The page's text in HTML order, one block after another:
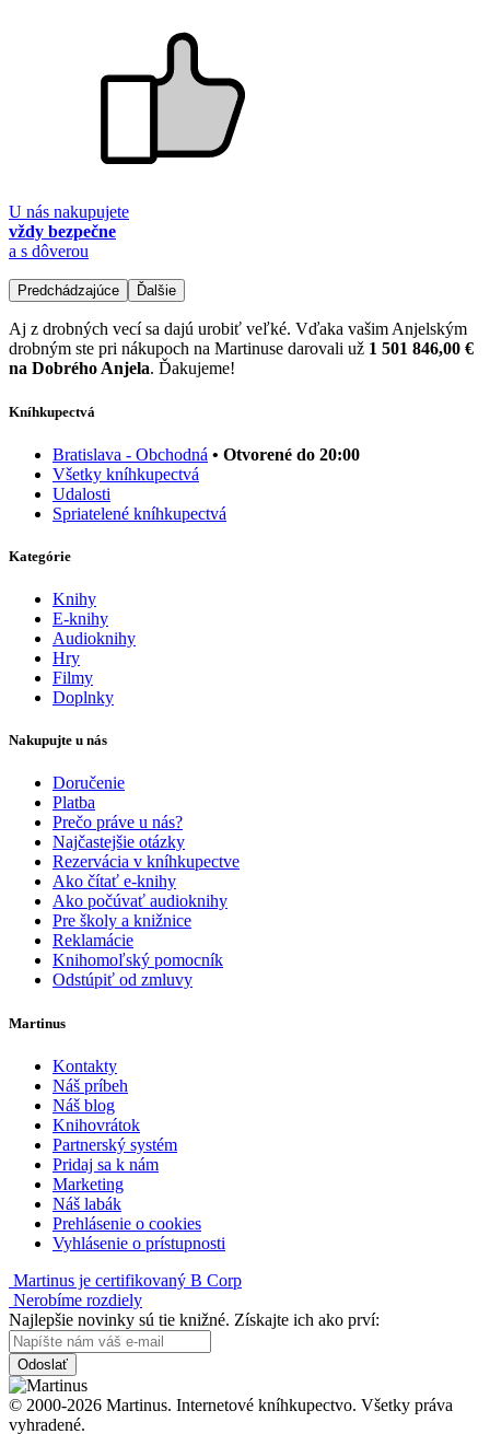
U nás nakupujete
vždy bezpečne
a s dôverou
Predchádzajúce Ďalšie
Aj z drobných vecí sa dajú urobiť veľké. Vďaka vašim Anjelským
drobným ste pri nákupoch na Martinuse darovali už 1 501 846,00 €
na Dobrého Anjela. Ďakujeme!
Kníhkupectvá
Bratislava - Obchodná • Otvorené do 20:00
Všetky kníhkupectvá
Udalosti
Spriatelené kníhkupectvá
Kategórie
Knihy
E-knihy
Audioknihy
Hry
Filmy
Doplnky
Nakupujte u nás
Doručenie
Platba
Prečo práve u nás?
Najčastejšie otázky
Rezervácia v kníhkupectve
Ako čítať e-knihy
Ako počúvať audioknihy
Pre školy a knižnice
Reklamácie
Knihomoľský pomocník
Odstúpiť od zmluvy
Martinus
Kontakty
Náš príbeh
Náš blog
Knihovrátok
Partnerský systém
Pridaj sa k nám
Marketing
Náš labák
Prehlásenie o cookies
Vyhlásenie o prístupnosti
Martinus je certifikovaný B Corp
Nerobíme rozdiely
Najlepšie novinky sú tie knižné. Získajte ich ako prví:
Odoslať
© 2000-2026 Martinus. Internetové kníhkupectvo. Všetky práva
vyhradené.